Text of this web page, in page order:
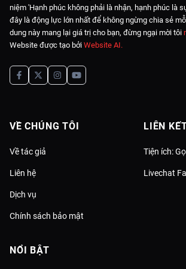
niệm 'Hạnh phúc không phải là nhận, hạnh phúc là
đây là động lực lớn nhất để không ngừng chia sẻ
dung này mang lại giá trị cho bạn, đừng ngại mời tôi
Website được tạo bởi Website AI.
VỀ CHÚNG TÔI
Về tác giả
Liên hệ
Dịch vụ
Chính sách bảo mật
LIÊN
Tiện ích:
Livechat
NỔI BẬT